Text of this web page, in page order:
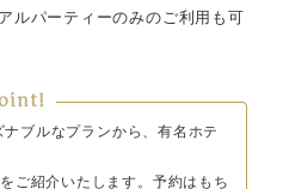
ルパーティーのみのご利用も可
ブルなプランから、有名ホテ
ご紹介いたします。予約はもち